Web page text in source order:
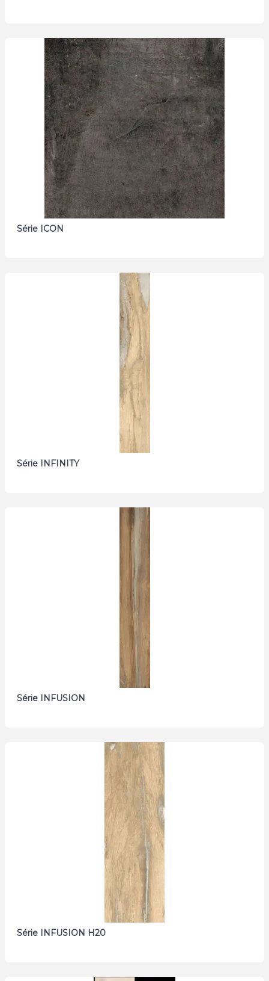
Série ICON
Série INFINITY
Série INFUSION
Série INFUSION H20